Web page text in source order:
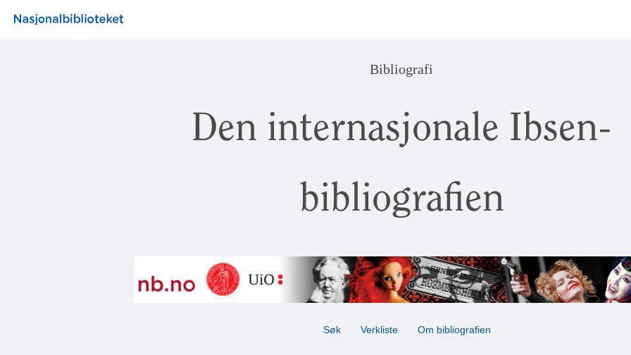
Bibliografi
Den internasjonale Ibsen-
bibliografien
Søk Verkliste Om bibliografien